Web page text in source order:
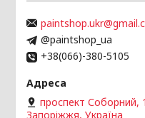
@paintshop_ua
+38(066)-380-5105
проспект Соборний,
Запоріжжя, Україна